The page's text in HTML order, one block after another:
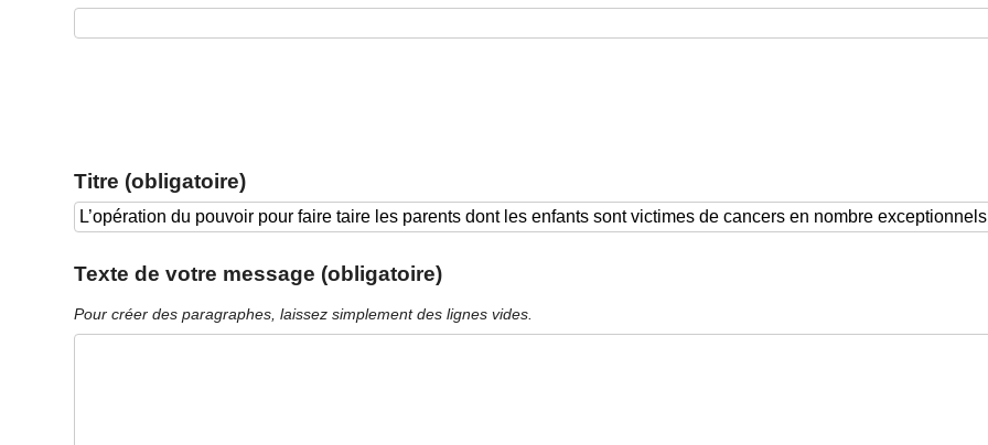
Titre (obligatoire)
Texte de votre message (obligatoire)
Pour créer des paragraphes, laissez simplement des lignes vides.